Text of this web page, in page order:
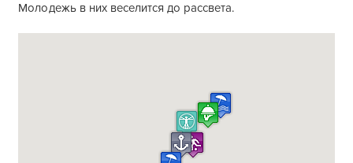
Молодежь в них веселится до рассвета.